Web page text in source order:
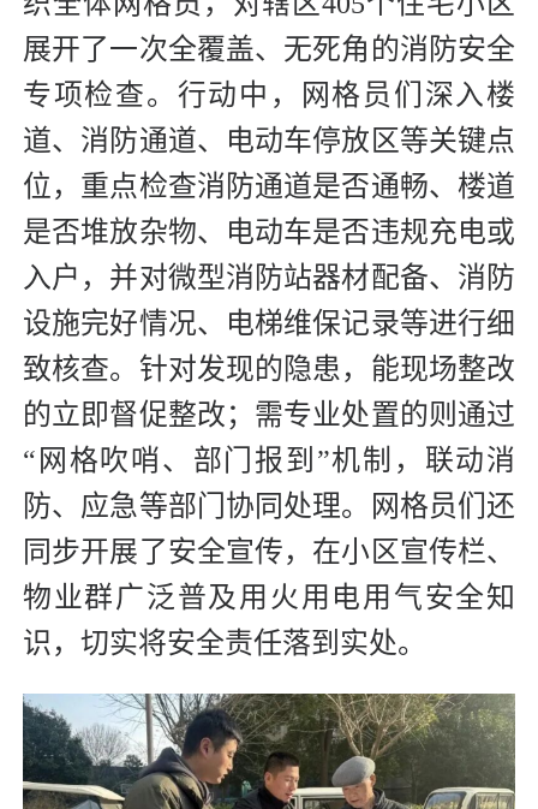
展开了一次全覆盖、无死角的消防安全
专项检查。行动中，网格员们深入楼
道、消防通道、电动车停放区等关键点
位，重点检查消防通道是否通畅、楼道
是否堆放杂物、电动车是否违规充电或
入户，并对微型消防站器材配备、消防
设施完好情况、电梯维保记录等进行细
致核查。针对发现的隐患，能现场整改
的立即督促整改；需专业处置的则通过
“网格吹哨、部门报到”机制，联动消
防、应急等部门协同处理。网格员们还
同步开展了安全宣传，在小区宣传栏、
物业群广泛普及用火用电用气安全知
识，切实将安全责任落到实处。